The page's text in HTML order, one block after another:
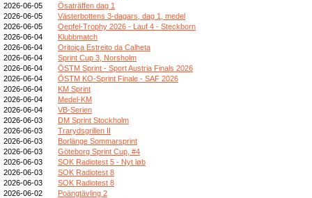
2026-06-05
Ösaträffen dag 1
2026-06-05
Västerbottens 3-dagars, dag 1, medel
2026-06-05
Oepfel-Trophy 2026 - Lauf 4 - Steckborn
2026-06-04
Klubbmatch
2026-06-04
Oritoiça Estreito da Calheta
2026-06-04
Sprint Cup 3, Norsholm
2026-06-04
ÖSTM Sprint - Sport Austria Finals 2026
2026-06-04
ÖSTM KO-Sprint Finale - SAF 2026
2026-06-04
KM Sprint
2026-06-04
Medel-KM
2026-06-04
VB-Serien
2026-06-03
DM Sprint Stockholm
2026-06-03
Trarydsgrillen II
2026-06-03
Borlänge Sommarsprint
2026-06-03
Göteborg Sprint Cup, #4
2026-06-03
SOK Radiotest 5 - Nyt løb
2026-06-03
SOK Radiotest 8
2026-06-03
SOK Radiotest 8
2026-06-02
Poängtävling 2